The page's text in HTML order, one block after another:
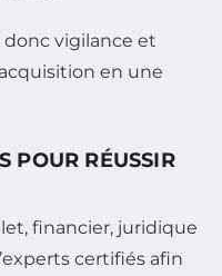
vigilance et
en une
POUR RÉUSSIR
financier, juridique
certifiés afin